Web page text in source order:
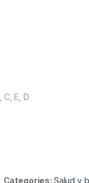
C, E, D
Categories: Salud y